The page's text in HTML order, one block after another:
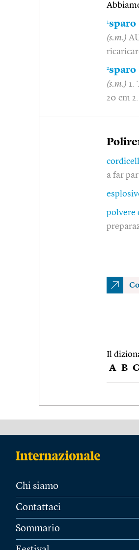
1sparo
(s.m.)
2sparo
(s.m.) 1.
20 cm
a far
polvere
Il
A B C
Chi siamo
Contattaci
Sommario